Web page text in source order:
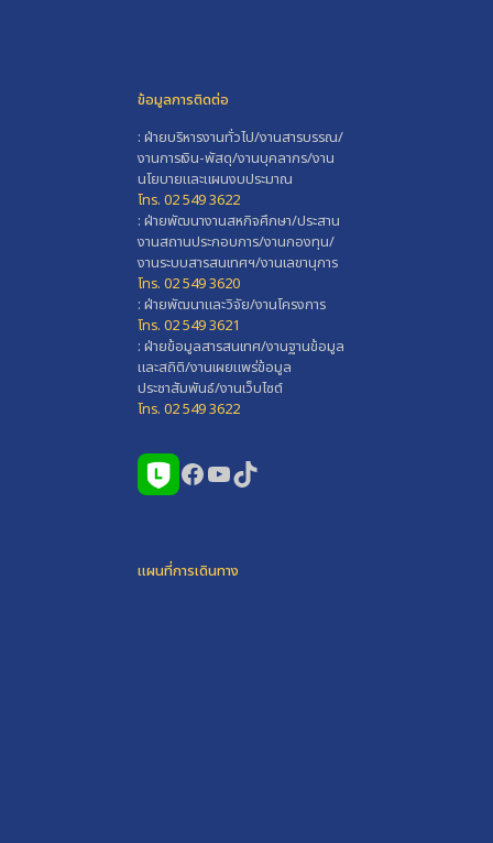
ข้อมูลการติดต่อ
: ฝ่ายบริหารงานทั่วไป/งานสารบรรณ/
งานการเงิน-พัสดุ/งานบุคลากร/งาน
นโยบายและแผนงบประมาณ
โทร. 02 549 3622
: ฝ่ายพัฒนางานสหกิจศึกษา/ประสาน
งานสถานประกอบการ/งานกองทุน/
งานระบบสารสนเทศฯ/งานเลขานุการ
โทร. 02 549 3620
: ฝ่ายพัฒนาและวิจัย/งานโครงการ
โทร. 02 549 3621
: ฝ่ายข้อมูลสารสนเทศ/งานฐานข้อมูล
และสถิติ/งานเผยแพร่ข้อมูล
ประชาสัมพันธ์/งานเว็บไซต์
โทร. 02 549 3622
Facebook
YouTube
TikTok
แผนที่การเดินทาง